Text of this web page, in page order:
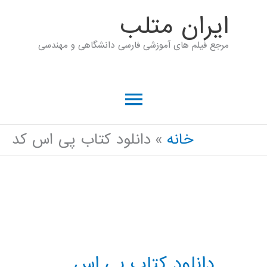
ايران متلب
مرجع فیلم های آموزشی فارسی دانشگاهی و مهندسی
فهرست
اصلی
خانه دانلود کتاب پی اس کد